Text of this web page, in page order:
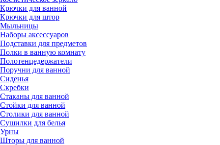
Крючки для ванной
Крючки для штор
Мыльницы
Наборы аксессуаров
Подставки для предметов
Полки в ванную комнату
Полотенцедержатели
Поручни для ванной
Сиденья
Скребки
Стаканы для ванной
Стойки для ванной
Столики для ванной
Сушилки для белья
Урны
Шторы для ванной